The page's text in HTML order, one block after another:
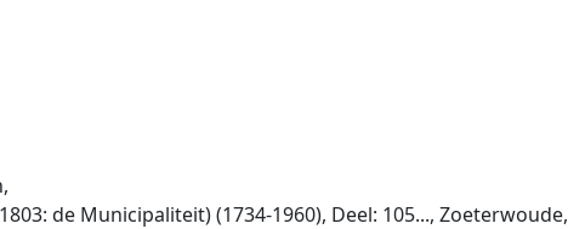
de Municipaliteit) (1734-1960), Deel: 105..., Zoeterwoude,